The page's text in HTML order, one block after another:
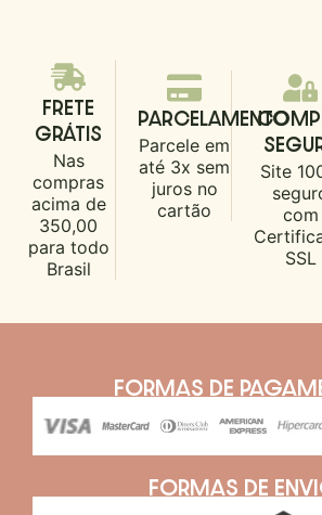
FRETE
GRÁTIS
Nas
compras
acima de
350,00
para todo
Brasil
PARCELAMENTO
Parcele em
até 3x sem
juros no
cartão
Site
com
SSL
FORMAS DE
FORMAS DE